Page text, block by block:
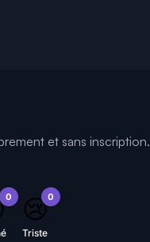
et sans inscription.
0 0
😢
Triste